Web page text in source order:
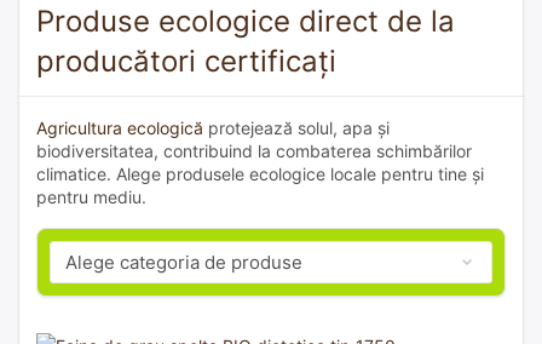
Produse ecologice direct de la
producători certificați
Agricultura ecologică protejează solul, apa și
biodiversitatea, contribuind la combaterea schimbărilor
climatice. Alege produsele ecologice locale pentru tine și
pentru mediu.